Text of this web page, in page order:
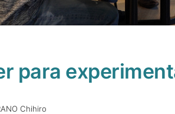
para
Chihiro